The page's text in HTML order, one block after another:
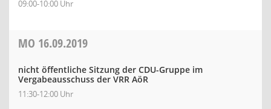
09:00-10:00 Uhr
MO 16.09.2019
nicht öffentliche Sitzung der CDU-Gruppe im
Vergabeausschuss der VRR AöR
11:30-12:00 Uhr